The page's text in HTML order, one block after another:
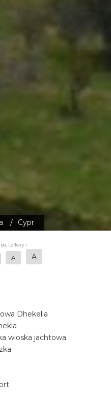
/ Cypr
Lefkary i
A A
Dhekelia
wioska jachtowa